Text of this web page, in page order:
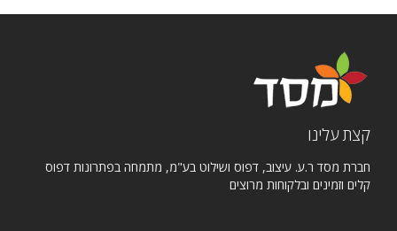
קצת עלינו
חברת מסד ר.ע. עיצוב, דפוס ושילוט בע"מ, מתמחה בפתרונות דפוס
קלים וזמינים ובלקוחות מרוצים